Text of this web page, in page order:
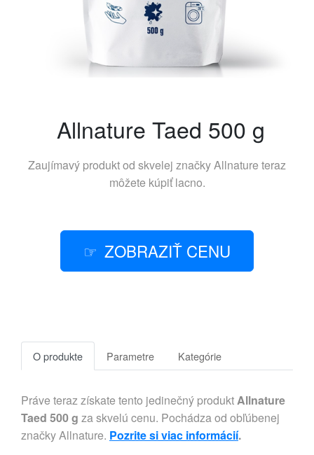
Allnature Taed 500 g
Zaujímavý produkt od skvelej značkyAllnature teraz
môžete kúpiť lacno.
ZOBRAZIŤ CENU
O produkte Parametre Kategórie
Práve teraz získate tento jedinečný produktAllnature
Taed 500 g za skvelú cenu. Pochádza od obľúbenej
značky Allnature. Pozrite si viac informácií.